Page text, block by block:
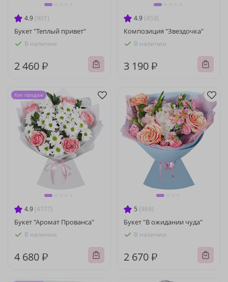
4.9 (901)
Букет "Теплый привет"
В наличии
2 460 ₽
4.9 (453)
Композиция "Звездочка"
В наличии
3 190 ₽
4.9 (4777)
Букет "Аромат Прованса"
В наличии
4 680 ₽
Хит продаж
5 (984)
Букет "В ожидании чуда"
В наличии
2 670 ₽